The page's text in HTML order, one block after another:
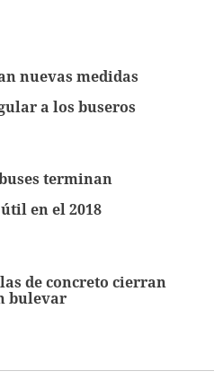
nuevas medidas
a los buseros
terminan
en el 2018
de concreto cierran
bulevar